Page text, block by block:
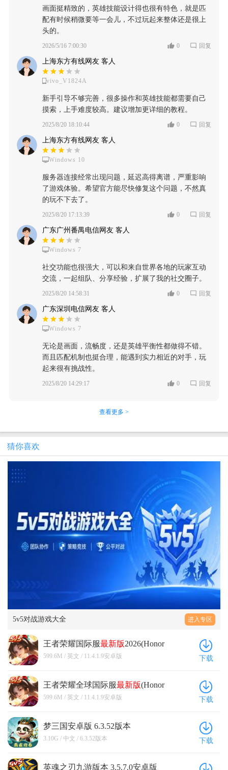
画面挺精致的，英雄技能设计得也很有特色，就是匹
配有时候稍微要等一会儿，不过玩起来整体还是很上
头的。
2026/5/16 7:00:30 0 回复
上海东方有线网友 客人
vivo_V1824A
新手引导不够完善，很多操作和英雄技能都需要自己
摸索，上手难度较高。建议增加更详细的教程。
2025/8/20 18:10:44 0 回复
上海东方有线网友 客人
Windows 10
服务器连接经常出现问题，延迟高得离谱，严重影响
了游戏体验。希望官方能尽快修复这个问题，不然真
的玩不下去了。
2025/8/20 17:13:39 0 回复
广东广州番禺电信网友 客人
Windows 7
社交功能也很强大，可以和来自世界各地的玩家互动
交流，一起组队、分享经验，扩展了我的社交圈子。
2025/8/20 14:58:31 0 回复
广东深圳电信网友 客人
Windows 7
无论是画面，流畅度，还是英雄平衡性都做得不错。
而且匹配机制也挺合理，能遇到实力相近的对手，玩
起来很有挑战性。
2025/8/20 14:29:17 0 回复
查看更多 >
猜你喜欢
5v5对战游戏大全 进入专区
王者荣耀国际服最新版2026(Honor
of Kings) 11.4.1.9安卓版
599.6M / 英文 / 11.4.1.9安卓版 下载
王者荣耀全球国际服最新版(Honor
of Kings) 11.4.1.9安卓版
599.6M / 英文 / 11.4.1.9安卓版 下载
梦三国安卓版 6.3.52版本
3.10G / 中文 / 6.3.52版本 下载
英魂之刃九游版本 3.5.7.0安卓版